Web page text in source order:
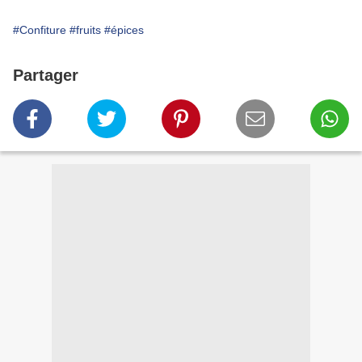
#Confiture #fruits #épices
Partager